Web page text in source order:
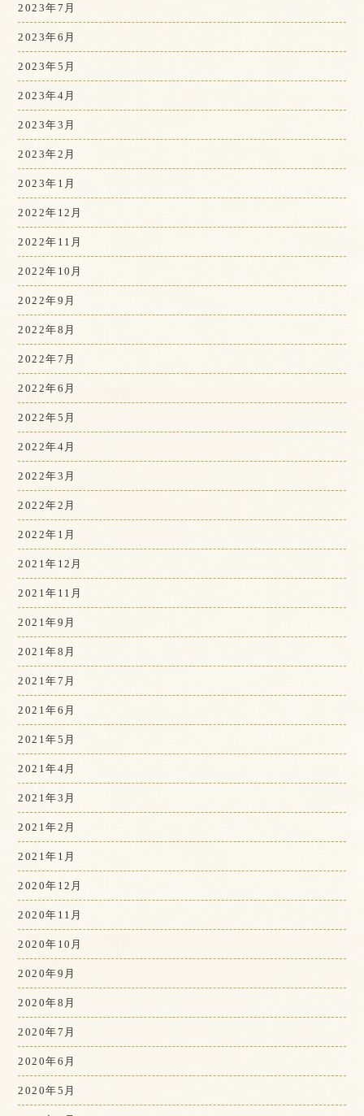
2023年7月
2023年6月
2023年5月
2023年4月
2023年3月
2023年2月
2023年1月
2022年12月
2022年11月
2022年10月
2022年9月
2022年8月
2022年7月
2022年6月
2022年5月
2022年4月
2022年3月
2022年2月
2022年1月
2021年12月
2021年11月
2021年9月
2021年8月
2021年7月
2021年6月
2021年5月
2021年4月
2021年3月
2021年2月
2021年1月
2020年12月
2020年11月
2020年10月
2020年9月
2020年8月
2020年7月
2020年6月
2020年5月